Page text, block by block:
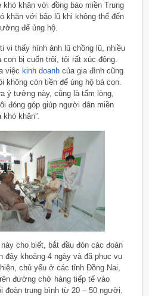
khó khăn với đồng bào miền Trung
khăn với bão lũ khi không thể đến
để ủng hộ.
vi thấy hình ảnh lũ chồng lũ, nhiều
con bị cuốn trôi, tôi rất xúc động.
việc kinh doanh của gia đình cũng
không còn tiền để ủng hộ bà con.
ý tưởng này, cũng là tấm lòng,
đóng góp giúp người dân miền
khăn”.
cho biết, bắt đầu đón các đoàn
đây khoảng 4 ngày và đã phục vụ
chủ yếu ở các tỉnh Đồng Nai,
đường chở hàng tiếp tế vào
đoàn trung bình từ 20 – 50 người.